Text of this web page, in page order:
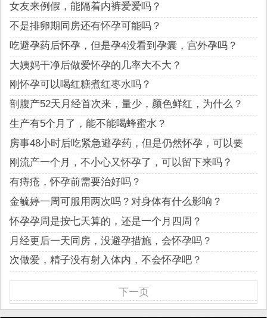
女友来例假，能隔着内裤爱爱吗？
不是排卵期同房还有怀孕可能吗？
吃避孕药后怀孕，但是孕4没看到孕囊，宫外孕吗？
大姨妈干净后做爱怀孕的几率大不大？
刚怀孕可以喝红糖煮红枣水吗？
剖腹产52天月经首次来，量少，颜色鲜红，为什么？
生产有5个月了，能不能喝蜂蜜水？
房事48小时后吃紧急避孕药，但是仍然怀孕，可以要
吗？
刚流产一个月，不小心又怀孕了，可以留下来吗？
有痔疮，怀孕前需要治好吗？
金毓婷一周可服用两次吗？对身体有什么影响？
怀孕孕周是按七天算的，还是一个月四周？
月经更后一天同房，没避孕措施，会怀孕吗？
次做爱，精子没有射入体内，不会怀孕吧？
下一页